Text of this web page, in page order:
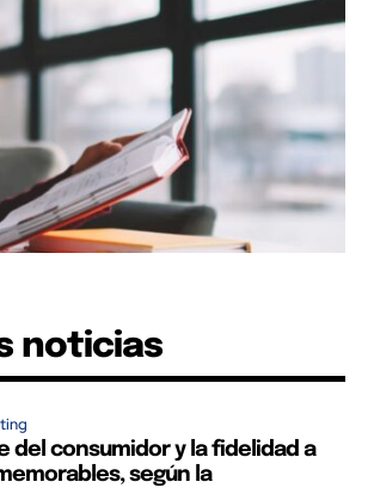
noticias
del consumidor y la fidelidad a
según la